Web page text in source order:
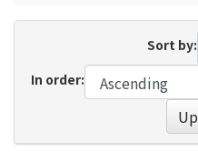
Sort by:
In order: